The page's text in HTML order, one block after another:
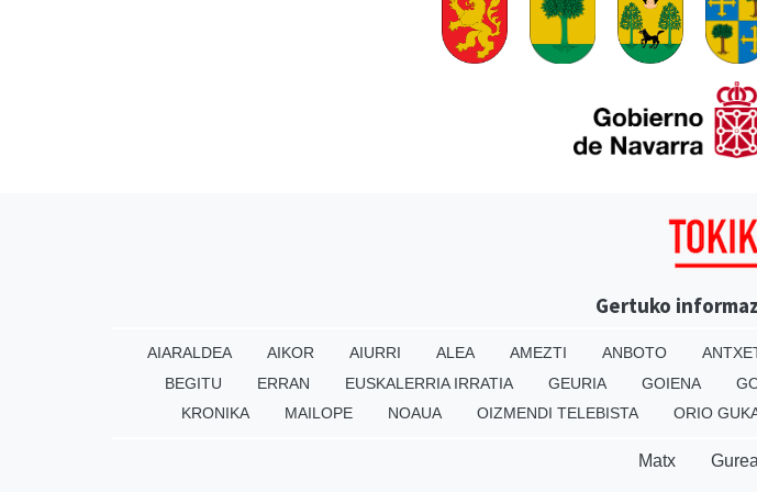
Gertuko
AIARALDEA AIKOR AIURRI ALEA AMEZTI ANBOTO
BEGITU
ERRAN EUSKALERRIA IRRATIA GEURIA GOIENA
KRONIKA
MAILOPE NOAUA OIZMENDI TELEBISTA ORIO
Matx